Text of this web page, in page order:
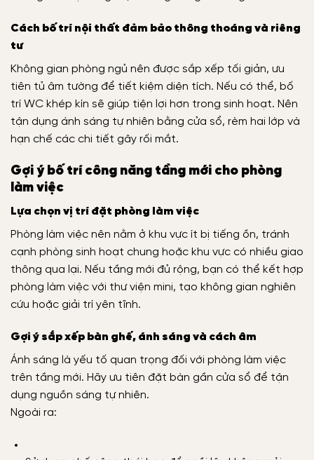
Cách bố trí nội thất đảm bảo thông thoáng và riêng
tư
Không gian phòng ngủ nên được sắp xếp tối giản, ưu
tiên tủ âm tường để tiết kiệm diện tích. Nếu có thể, bố
trí WC khép kín sẽ giúp tiện lợi hơn trong sinh hoạt. Nên
tận dụng ánh sáng tự nhiên bằng cửa sổ, rèm hai lớp và
hạn chế các chi tiết gây rối mắt.
Gợi ý bố trí công năng tầng mới cho phòng
làm việc
Lựa chọn vị trí đặt phòng làm việc
Phòng làm việc nên nằm ở khu vực ít bị tiếng ồn, tránh
cạnh phòng sinh hoạt chung hoặc khu vực có nhiều giao
thông qua lại. Nếu tầng mới đủ rộng, bạn có thể kết hợp
phòng làm việc với thư viện mini, tạo không gian nghiên
cứu hoặc giải trí yên tĩnh.
Gợi ý sắp xếp bàn ghế, ánh sáng và cách âm
Ánh sáng là yếu tố quan trọng đối với phòng làm việc
trên tầng mới. Hãy ưu tiên đặt bàn gần cửa sổ để tận
dụng nguồn sáng tự nhiên.
Ngoài ra: